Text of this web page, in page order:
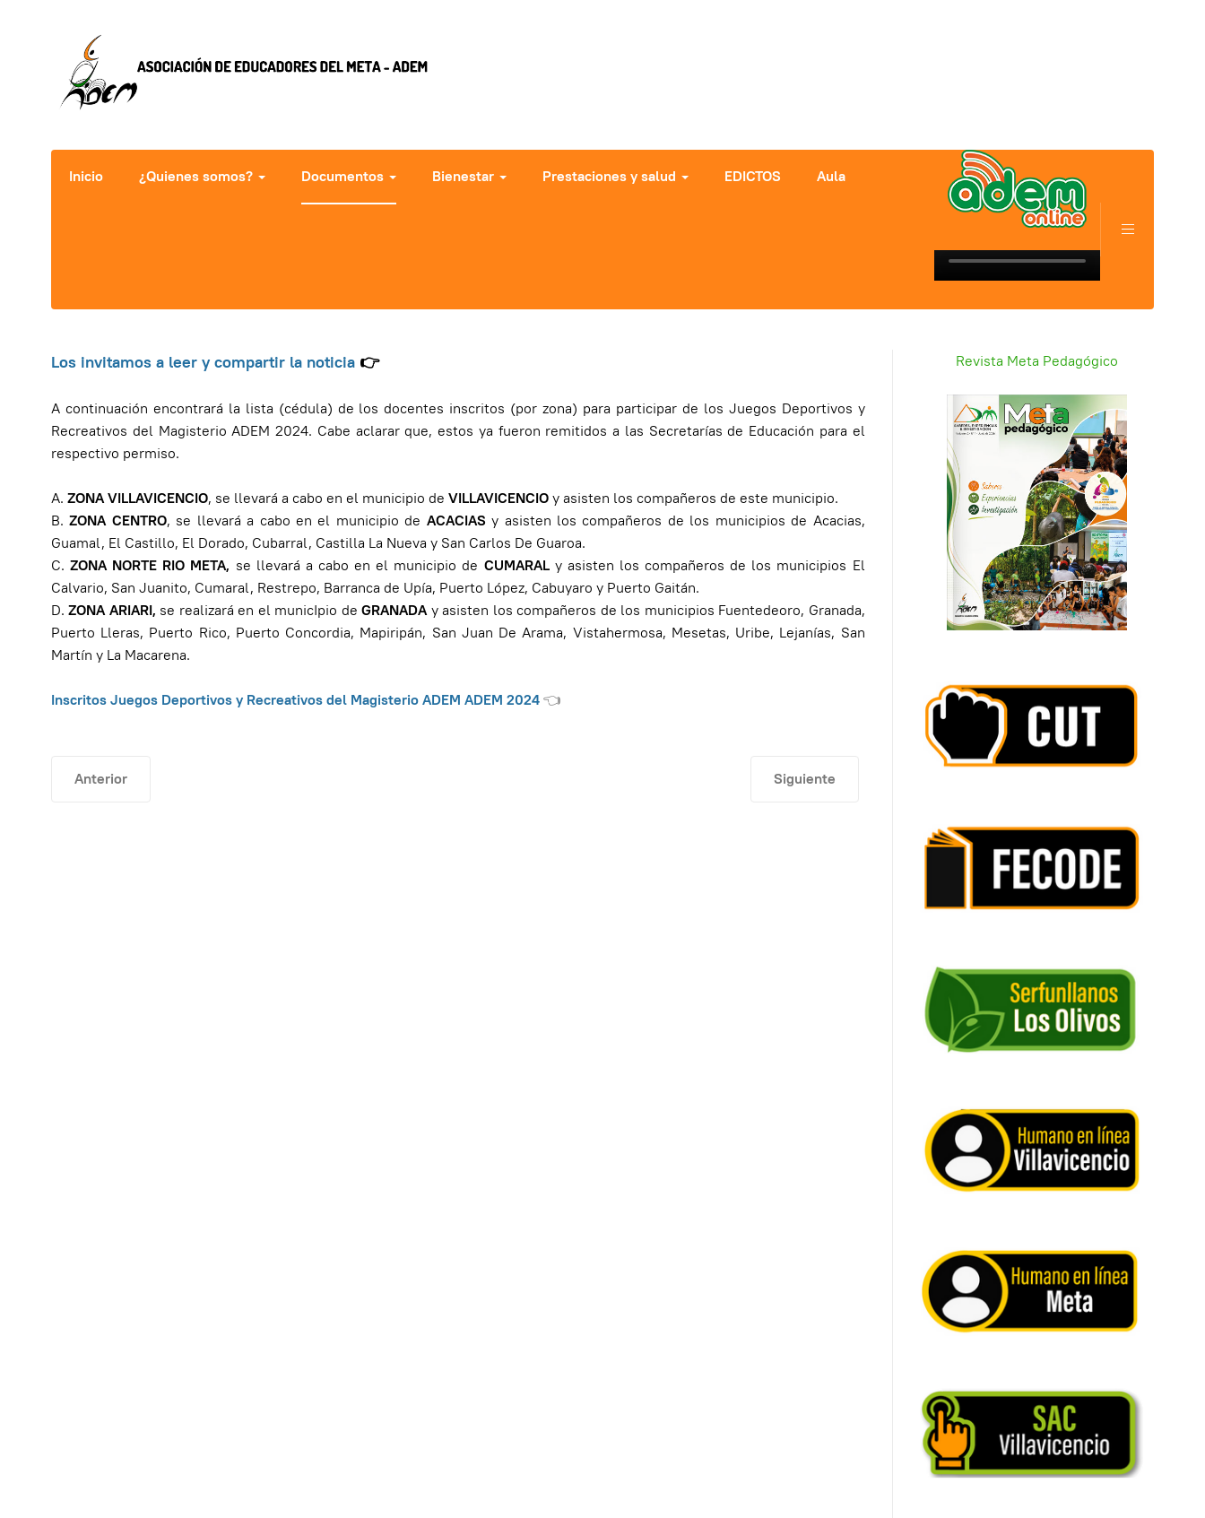
Inicio ¿Quienes somos? Documentos Bienestar Prestaciones y salud EDICTOS Aula
Los invitamos a leer y compartir la noticia 👉
A continuación encontrará la lista (cédula) de los docentes inscritos (por zona) para participar de los Juegos Deportivos y
Recreativos del Magisterio ADEM 2024. Cabe aclarar que, estos ya fueron remitidos a las Secretarías de Educación para el
respectivo permiso.
A. ZONA VILLAVICENCIO, se llevará a cabo en el municipio de VILLAVICENCIOy asisten los compañeros de este municipio.
B.ZONA CENTRO, se llevará a cabo en el municipio de ACACIAS y asisten los compañeros de los municipios de Acacias,
Guamal, El Castillo, El Dorado, Cubarral, Castilla La Nueva y San Carlos De Guaroa.
C.ZONA NORTE RIO META, se llevará a cabo en el municipio de CUMARALy asisten los compañeros de los municipios El
Calvario, San Juanito, Cumaral, Restrepo, Barranca de Upía, Puerto López, Cabuyaro y Puerto Gaitán.
D.ZONA ARIARI, se realizará en el municIpio deGRANADAy asisten los compañeros de los municipios Fuentedeoro, Granada,
Puerto Lleras, Puerto Rico, Puerto Concordia, Mapiripán, San Juan De Arama, Vistahermosa, Mesetas, Uribe, Lejanías, San
Martín y La Macarena.
Inscritos Juegos Deportivos y Recreativos del Magisterio ADEM ADEM 2024👈
Artículo anterior: Circular Informativa No 29
Anterior Artículo siguiente: Circular Informativa No 28
Siguiente
Revista Meta Pedagógico